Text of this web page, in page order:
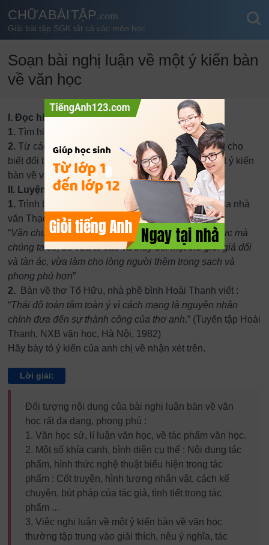
CHỮA BÀI TẬP.com
Giải bài tập SGK tất cả các môn học
Soạn bài nghị luận về một ý kiến bàn
về văn học
I. Đọc hiểu.
1.Tìm hiểu đề và lập dàn ý.
2. Từ các đề bài và kết quả thảo luận, anh (chị) hãy cho
biết đối tượng và nội dung của bài nghi luận về một ý kiến
bàn về văn học.
II. Luyện tập
1.Trình bày suy nghĩ của anh (chị) đối với ý kiến của nhà
văn Thạch Lam :
“Văn chương là một thứ khí giới thanh cao và đắc lực mà
chúng ta có, để vừa tố cáo và thay đổi một thế giới giả dối
và tàn ác, vừa làm cho lòng người thêm trong sạch và
phong phú hơn”
2. Bàn về thơ Tố Hữu, nhà phê bình Hoài Thanh viết :
“Thái độ toàn tâm toàn ý vì cách mạng là nguyên nhân
chính đưa đến sự thành công của thơ anh.” (Tuyển tập Hoài
Thanh, NXB văn học, Hà Nội, 1982)
Hãy bày tỏ ý kiến của anh chị về nhận xét trên.
Lời giải:
Đối tượng nội dung của bài nghị luận bàn về văn
học rất đa dạng, phong phú :
1. Văn học sử, lí luận văn học, về tác phẩm văn học.
2. Một số khía cạnh, bình diện cụ thể : Nội dung tác
phẩm, hình thức nghệ thuật biểu hiện trong tác
phẩm : Cốt truyện, hình tượng nhân vật, cách kể
chuyện, bút pháp của tác giả, tình tiết trong tác
phẩm ...
3. Việc nghị luận về một ý kiến bàn về văn học
thường tập trung vào giải thích, nêu ý nghĩa, tác